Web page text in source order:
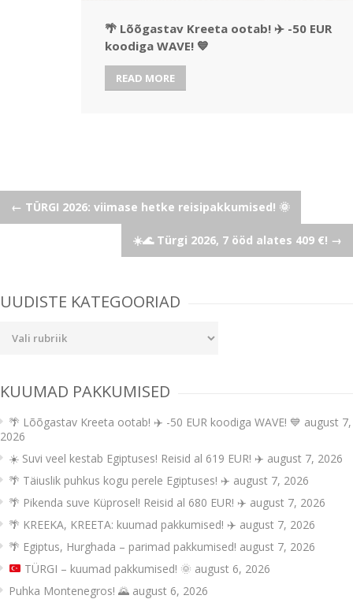
🌴 Lõõgastav Kreeta ootab! ✈️ -50 EUR
koodiga WAVE! 💙
READ MORE
Post
← TÜRGI 2026: viimase hetke reisipakkumised! 🌞
☀️🌊 Türgi 2026, 7 ööd alates 409 €! →
UUDISTE KATEGOORIAD
KUUMAD PAKKUMISED
🌴 Lõõgastav Kreeta ootab! ✈️ -50 EUR koodiga WAVE! 💙 august 7,
2026
☀️ Suvi veel kestab Egiptuses! Reisid al 619 EUR! ✈️ august 7, 2026
🌴 Täiuslik puhkus kogu perele Egiptuses! ✈️ august 7, 2026
🌴 Pikenda suve Küprosel! Reisid al 680 EUR! ✈️ august 7, 2026
🌴 KREEKA, KREETA: kuumad pakkumised! ✈️ august 7, 2026
🌴 Egiptus, Hurghada – parimad pakkumised! august 7, 2026
TÜRGI – kuumad pakkumised! 🌞 august 6, 2026
Puhka Montenegros! 🌄 august 6, 2026